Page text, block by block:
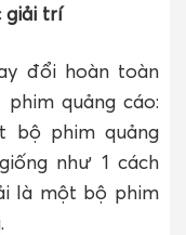
giải trí
đổi hoàn toàn
quảng cáo:
bộ phim quảng
như 1 cách
là một bộ phim